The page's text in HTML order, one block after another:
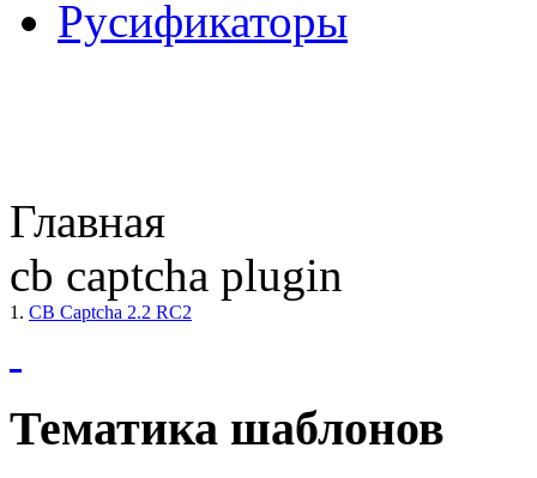
Русификаторы
Главная
cb captcha plugin
1. CB Captcha 2.2 RC2
Тематика шаблонов